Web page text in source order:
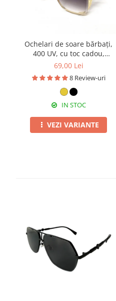
Ochelari de soare bărbați,
400 UV, cu toc cadou,
OSB04
69,00 Lei
8 Review-uri
IN STOC
VEZI VARIANTE